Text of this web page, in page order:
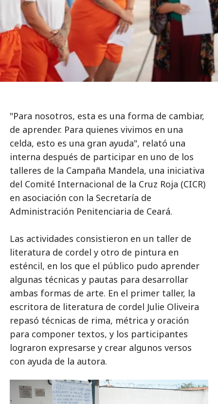
"Para nosotros, esta es una forma de cambiar,
de aprender. Para quienes vivimos en una
celda, esto es una gran ayuda", relató una
interna después de participar en uno de los
talleres de la Campaña Mandela, una iniciativa
del Comité Internacional de la Cruz Roja (CICR)
en asociación con la Secretaría de
Administración Penitenciaria de Ceará.
Las actividades consistieron en un taller de
literatura de cordel y otro de pintura en
esténcil, en los que el público pudo aprender
algunas técnicas y pautas para desarrollar
ambas formas de arte. En el primer taller, la
escritora de literatura de cordel Julie Oliveira
repasó técnicas de rima, métrica y oración
para componer textos, y los participantes
lograron expresarse y crear algunos versos
con ayuda de la autora.